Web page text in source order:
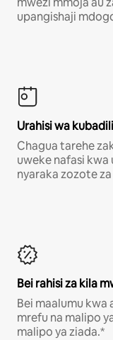
upangishaji
Urahisi wa
Chagua tarehe
uweke nafasi
nyaraka zozote
Bei rahisi za kila
Bei maalumu kwa
mrefu na malipo
malipo ya ziada.*